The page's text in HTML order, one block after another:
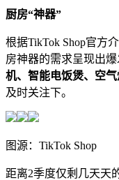
厨房“神器”
根据TikTok Shop官方
房神器的需求呈现出
机、智能电饭煲、空
及时关注下。
图源：TikTok Shop
距离2季度仅剩几天天